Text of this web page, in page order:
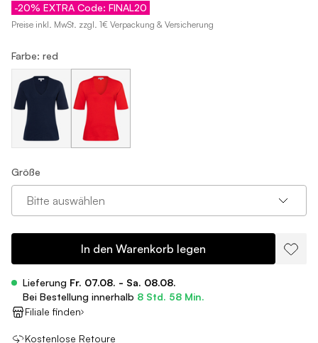
-20% EXTRA Code: FINAL20
Preise inkl. MwSt. zzgl. 1€ Verpackung & Versicherung
Farbe: red
Größe
Bitte auswählen
In den Warenkorb legen
Lieferung Fr. 07.08. - Sa. 08.08.
Bei Bestellung innerhalb 8 Std. 58 Min.
Filiale finden
Kostenlose Retoure